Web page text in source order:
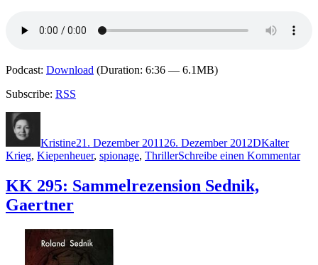
Podcast: Download (Duration: 6:36 — 6.1MB)
Subscribe: RSS
Kristine21. Dezember 2011 26. Dezember 2012DKalter
Krieg, Kiepenheuer, spionage, ThrillerSchreibe einen Kommentarzu
KK 295: Sammelrezension Sednik,
Gaertner